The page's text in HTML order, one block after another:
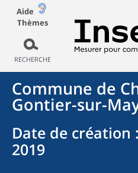
Aide
Thèmes
RECHERCHE
Commune de
Gontier-sur-
Date de création
2019